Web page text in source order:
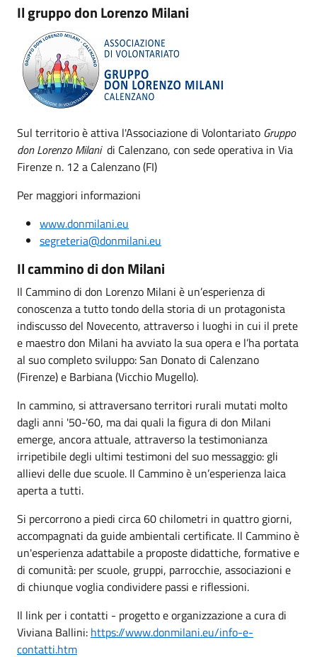
Il gruppo don Lorenzo Milani
Sul territorio è attiva l'Associazione di Volontariato Gruppo
don Lorenzo Milani di Calenzano, con sede operativa in Via
Firenze n. 12 a Calenzano (FI)
Per maggiori informazioni
www.donmilani.eu
segreteria@donmilani.eu
Il cammino di don Milani
Il Cammino di don Lorenzo Milani è un’esperienza di
conoscenza a tutto tondo della storia di un protagonista
indiscusso del Novecento, attraverso i luoghi in cui il prete
e maestro don Milani ha avviato la sua opera e l’ha portata
al suo completo sviluppo: San Donato di Calenzano
(Firenze) e Barbiana (Vicchio Mugello).
In cammino, si attraversano territori rurali mutati molto
dagli anni '50-'60, ma dai quali la figura di don Milani
emerge, ancora attuale, attraverso la testimonianza
irripetibile degli ultimi testimoni del suo messaggio: gli
allievi delle due scuole. Il Cammino è un’esperienza laica
aperta a tutti.
Si percorrono a piedi circa 60 chilometri in quattro giorni,
accompagnati da guide ambientali certificate. Il Cammino è
un'esperienza adattabile a proposte didattiche, formative e
di comunità: per scuole, gruppi, parrocchie, associazioni e
di chiunque voglia condividere passi e riflessioni.
Il link per i contatti - progetto e organizzazione a cura di
Viviana Ballini: https://www.donmilani.eu/info-e-
contatti.htm